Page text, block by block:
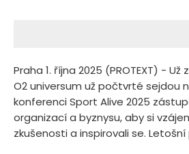
Praha 1. října 2025 (PROTEXT) -
O2 universum už počtvrté sejdou
konferenci Sport Alive 2025
organizací a byznysu, aby si
zkušenosti a inspirovali se.